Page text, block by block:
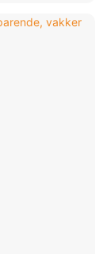
For
Mister